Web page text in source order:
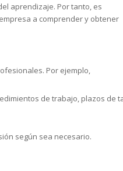
aprendizaje. Por tanto, es
a comprender y obtener
Por ejemplo,
de trabajo, plazos de
según sea necesario.